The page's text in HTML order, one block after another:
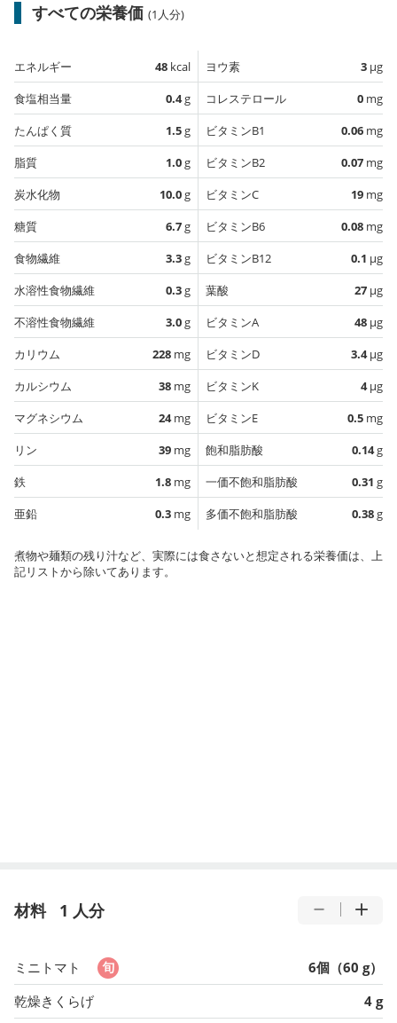
すべての栄養価 (1人分)
エネルギー 48 kcal
食塩相当量
0.4g
たんぱく質
1.5g
脂質
1.0g
炭水化物
10.0g
糖質
6.7g
食物繊維
3.3g
水溶性食物繊維
0.3g
不溶性食物繊維
3.0g
カリウム
228 mg
カルシウム
38 mg
マグネシウム
24mg
リン
39 mg
鉄
1.8 mg
亜鉛
0.3 mg
ヨウ素 3 µg
コレステロール
0 mg
ビタミンB1
0.06 mg
ビタミンB2
0.07 mg
ビタミンC
19 mg
ビタミンB6
0.08 mg
ビタミンB12
0.1 µg
葉酸
27 µg
ビタミンA
48 µg
ビタミンD
3.4µg
ビタミンK
4µg
ビタミンE
0.5 mg
飽和脂肪酸
0.14g
一価不飽和脂肪酸
0.31 g
多価不飽和脂肪酸
0.38g
煮物や麺類の残り汁など、実際には食さないと想定される栄養価は、上
記リストから除いてあります。
材料 1 人分
ミニトマト
6個（60 g）
乾燥きくらげ
4 g